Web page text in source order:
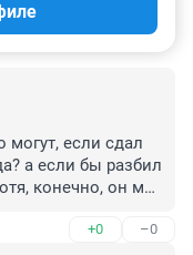
могут, если сдал
а если бы разбил
конечно, он мог
+0 –0